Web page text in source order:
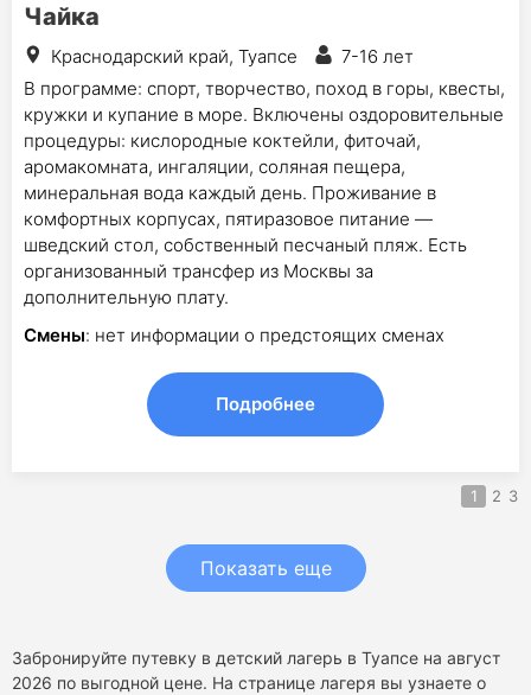
Чайка
Краснодарский край, Туапсе
7-16 лет
В программе: спорт, творчество, поход в горы, квесты,
кружки и купание в море. Включены оздоровительные
процедуры: кислородные коктейли, фиточай,
аромакомната, ингаляции, соляная пещера,
минеральная вода каждый день. Проживание в
комфортных корпусах, пятиразовое питание —
шведский стол, собственный песчаный пляж. Есть
организованный трансфер из Москвы за
дополнительную плату.
Смены: нет информации о предстоящих сменах
Подробнее
1 2 3
Показать еще
Забронируйте путевку в детский лагерь в Туапсе на август
2026 по выгодной цене. На странице лагеря вы узнаете о